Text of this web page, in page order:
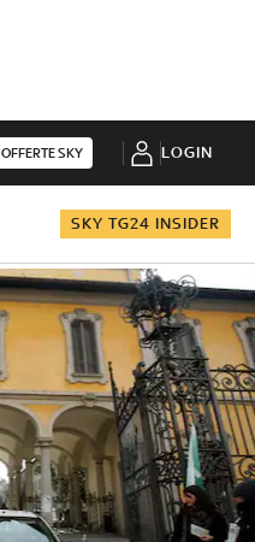
OFFERTE SKY LOGIN
SKY TG24 INSIDER